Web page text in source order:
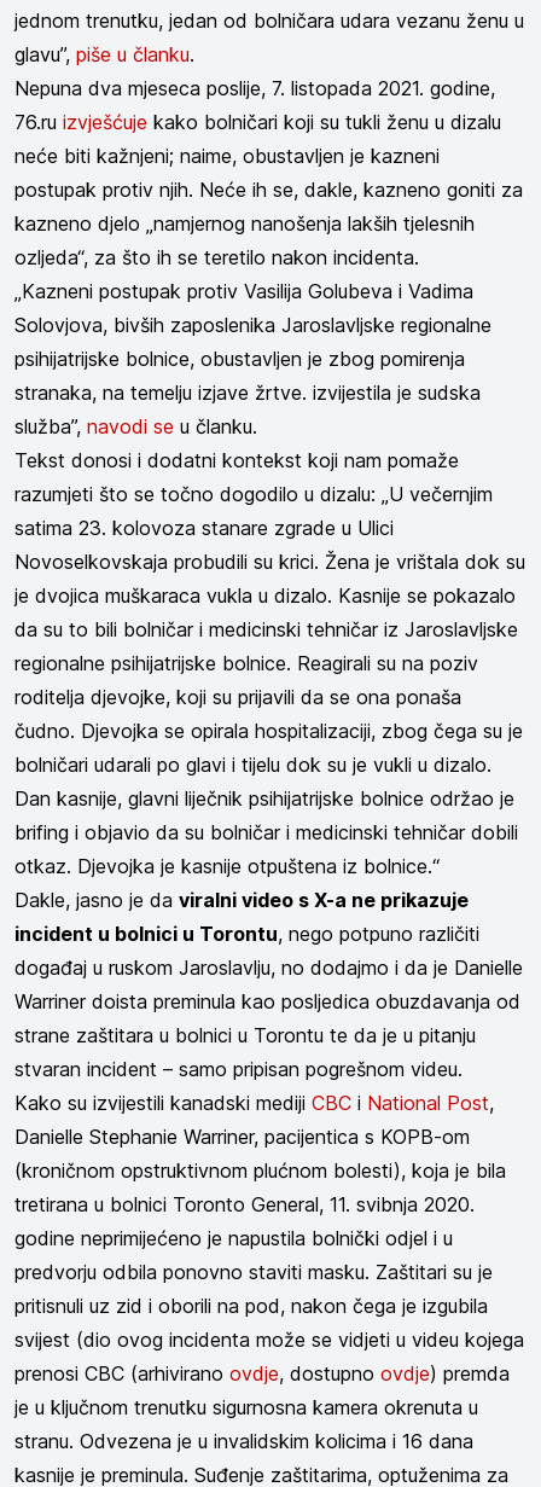
jednom trenutku, jedan od bolničara udara vezanu ženu u
glavu”, piše u članku.
Nepuna dva mjeseca poslije, 7. listopada 2021. godine,
76.ru izvješćuje kako bolničari koji su tukli ženu u dizalu
neće biti kažnjeni; naime, obustavljen je kazneni
postupak protiv njih. Neće ih se, dakle, kazneno goniti za
kazneno djelo „namjernog nanošenja lakših tjelesnih
ozljeda“, za što ih se teretilo nakon incidenta.
„Kazneni postupak protiv Vasilija Golubeva i Vadima
Solovjova, bivših zaposlenika Jaroslavljske regionalne
psihijatrijske bolnice, obustavljen je zbog pomirenja
stranaka, na temelju izjave žrtve. izvijestila je sudska
služba”, navodi se u članku.
Tekst donosi i dodatni kontekst koji nam pomaže
razumjeti što se točno dogodilo u dizalu: „U večernjim
satima 23. kolovoza stanare zgrade u Ulici
Novoselkovskaja probudili su krici. Žena je vrištala dok su
je dvojica muškaraca vukla u dizalo. Kasnije se pokazalo
da su to bili bolničar i medicinski tehničar iz Jaroslavljske
regionalne psihijatrijske bolnice. Reagirali su na poziv
roditelja djevojke, koji su prijavili da se ona ponaša
čudno. Djevojka se opirala hospitalizaciji, zbog čega su je
bolničari udarali po glavi i tijelu dok su je vukli u dizalo.
Dan kasnije, glavni liječnik psihijatrijske bolnice održao je
brifing i objavio da su bolničar i medicinski tehničar dobili
otkaz. Djevojka je kasnije otpuštena iz bolnice.“
Dakle, jasno je da viralni video s X-a ne prikazuje
incident u bolnici u Torontu, nego potpuno različiti
događaj u ruskom Jaroslavlju, no dodajmo i da je Danielle
Warriner doista preminula kao posljedica obuzdavanja od
strane zaštitara u bolnici u Torontu te da je u pitanju
stvaran incident – samo pripisan pogrešnom videu.
Kako su izvijestili kanadski mediji CBC i National Post,
Danielle Stephanie Warriner, pacijentica s KOPB-om
(kroničnom opstruktivnom plućnom bolesti), koja je bila
tretirana u bolnici Toronto General, 11. svibnja 2020.
godine neprimijećeno je napustila bolnički odjel i u
predvorju odbila ponovno staviti masku. Zaštitari su je
pritisnuli uz zid i oborili na pod, nakon čega je izgubila
svijest (dio ovog incidenta može se vidjeti u videu kojega
prenosi CBC (arhivirano ovdje, dostupno ovdje) premda
je u ključnom trenutku sigurnosna kamera okrenuta u
stranu. Odvezena je u invalidskim kolicima i 16 dana
kasnije je preminula. Suđenje zaštitarima, optuženima za